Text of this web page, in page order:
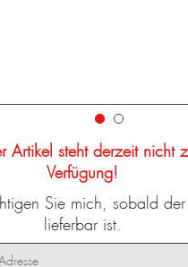
Artikel steht derzeit nicht
Verfügung!
Sie mich, sobald der
lieferbar ist.